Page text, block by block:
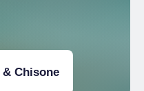
Chisone